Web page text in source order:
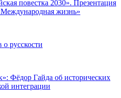
повестка 2030». Презентация
жизнь»
русскости
Фёдор Гайда об исторических
интеграции